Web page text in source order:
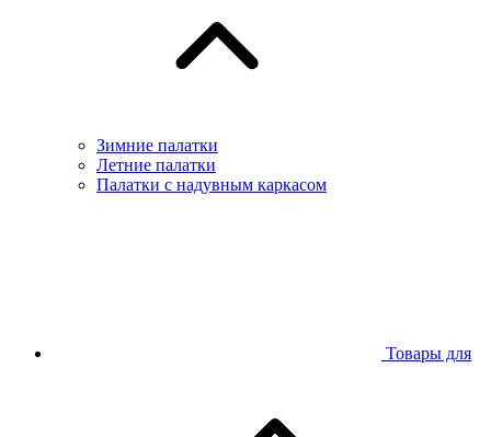
Зимние палатки
Летние палатки
Палатки с надувным каркасом
Товары для